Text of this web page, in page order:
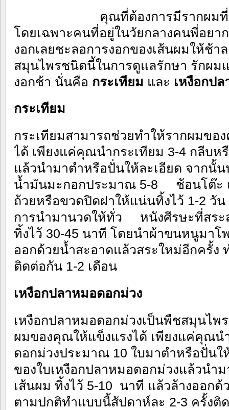
คุณที่ต้องการมีรากผม
โดยเฉพาะคนที่อยู่ในวัยกลางคนพี่
งอกเลยชะลอการงอกของเส้นผมให้ช้า
สมุนไพรชนิดนี้ในการดูแลรักษา รัก
งอกช้า นั่นคือ กระเทียม และ เหงือกป
กระเทียม
กระเทียมสามารถช่วยทำให้รากผมขอ
ได้ เพียงแค่คุณนำกระเทียม 3-4 กลีบห
แล้วนำมาตำหรือปั่นให้ละเอียด จากนั้
น้ำมันมะกอกประมาณ 5-8 ช้อนโต๊ะ
ถ้วยหรือขวดปิดฝาให้แน่นทิ้งไว้ 1-2 วั
การนำมานวดให้ทั่ว หนังศีรษะที่สระ
ทิ้งไว้ 30-45 นาที โดยนำผ้าขนหนูมาโ
ออกด้วยน้ำสะอาดแล้วสระใหม่อีกครั้ง
ติดต่อกัน 1-2 เดือน
เหงือกปลาหมอดอกม่วง
เหงือกปลาหมอดอกม่วงเป็นพืชสมุนไพ
ผมของคุณให้แข็งแรงได้ เพียงแค่คุณน
ดอกม่วงประมาณ 10 ใบมาตำหรือปั่นใ
ของใบเหงือกปลาหมอดอกม่วงแล้วนำ
เส้นผม ทิ้งไว้ 5-10 นาที แล้วล้างออก
ตามปกติทำแบบนี้สัปดาห์ละ 2-3 ครั้งติ